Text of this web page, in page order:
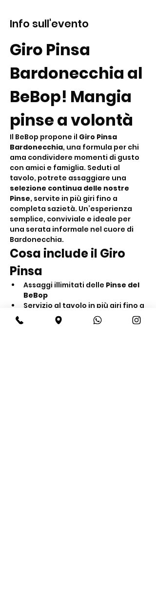
Info sull'evento
Giro Pinsa
Bardonecchia al
BeBop! Mangia
pinse a volontà
Il BeBop propone il Giro Pinsa
Bardonecchia, una formula per chi
ama condividere momenti di gusto
con amici e famiglia. Seduti al
tavolo, potrete assaggiare una
selezione continua delle nostre
Pinse, servite in più giri fino a
completa sazietà. Un’esperienza
semplice, conviviale e ideale per
una serata informale nel cuore di
Bardonecchia.
Cosa include il Giro
Pinsa
Assaggi illimitati delle Pinse del
BeBop
Servizio al tavolo in più giri fino a
Acqua inclusa